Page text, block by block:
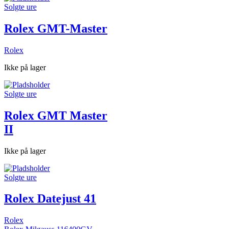
Solgte ure
Rolex GMT-Master
Rolex
Ikke på lager
Solgte ure
Rolex GMT Master
II
Ikke på lager
Solgte ure
Rolex Datejust 41
Rolex